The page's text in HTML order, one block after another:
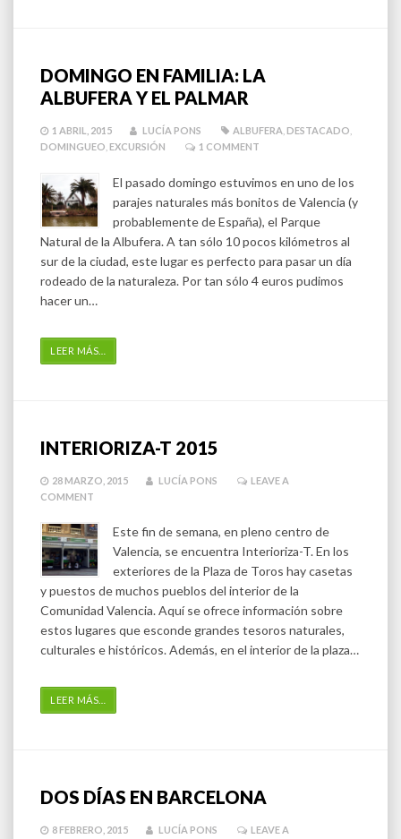
DOMINGO EN FAMILIA: LA
ALBUFERA Y EL PALMAR
1 ABRIL, 2015 LUCÍA PONS ALBUFERA DESTACADO
DOMINGUEO EXCURSIÓN 1 COMMENT
El pasado domingo estuvimos en uno de los
parajes naturales más bonitos de Valencia (y
probablemente de España), el Parque
Natural de la Albufera. A tan sólo 10 pocos kilómetros al
sur de la ciudad, este lugar es perfecto para pasar un día
rodeado de la naturaleza. Por tan sólo 4 euros pudimos
hacer un…
LEER MÁS
INTERIORIZA-T 2015
28 MARZO, 2015 LUCÍA PONS
LEAVE A
COMMENT
Este fin de semana, en pleno centro de
Valencia, se encuentra Interioriza-T. En los
exteriores de la Plaza de Toros hay casetas
y puestos de muchos pueblos del interior de la
Comunidad Valencia. Aquí se ofrece información sobre
estos lugares que esconde grandes tesoros naturales,
culturales e históricos. Además, en el interior de la plaza…
LEER MÁS
DOS DÍAS EN BARCELONA
8 FEBRERO, 2015 LUCÍA PONS
LEAVE A